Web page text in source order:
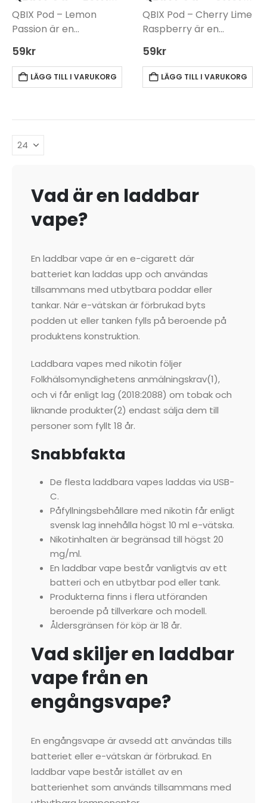
QBIX Pod – Lemon
Passion är en
smakkapsel för QBIX
pod-batteri. Denna
produkt kräver ett
separat batteri för att
Smakkapseln har en
blandning av…
59kr
LÄGG TILL I VARUKORG
QBIX Pod – Cherry Lime
Raspberry är en
smakkapsel som
används med QBIX-
batteri. Produkten
kräver ett kompatibelt
59kr
LÄGG TILL I VARUKORG
Vad är en laddbar
vape?
En laddbar vape är en e-cigarett där
batteriet kan laddas upp och användas
tillsammans med utbytbara poddar eller
tankar. När e-vätskan är förbrukad byts
podden ut eller tanken fylls på beroende på
produktens konstruktion.
Laddbara vapes med nikotin följer
Folkhälsomyndighetens anmälningskrav(1),
och vi får enligt lag (2018:2088) om tobak och
liknande produkter(2) endast sälja dem till
personer som fyllt 18 år.
Snabbfakta
De flesta laddbara vapes laddas via USB-
C.
Påfyllningsbehållare med nikotin får enligt
svensk lag innehålla högst 10 ml e-vätska.
Nikotinhalten är begränsad till högst 20
mg/ml.
En laddbar vape består vanligtvis av ett
batteri och en utbytbar pod eller tank.
Produkterna finns i flera utföranden
beroende på tillverkare och modell.
Åldersgränsen för köp är 18 år.
Vad skiljer en laddbar
vape från en
engångsvape?
En engångsvape är avsedd att användas tills
batteriet eller e-vätskan är förbrukad. En
laddbar vape består istället av en
batterienhet som används tillsammans med